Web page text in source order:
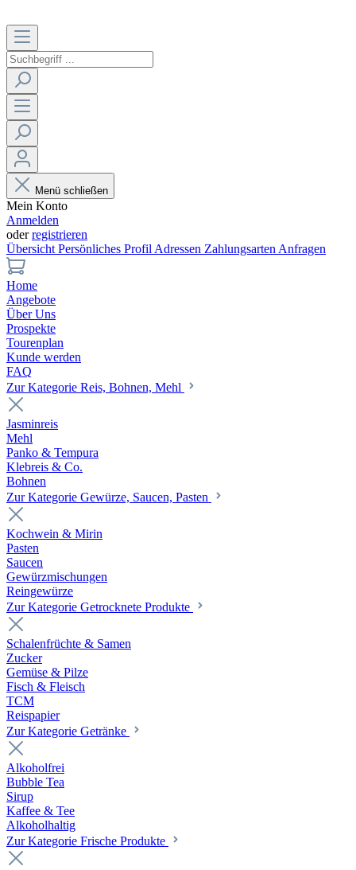
Menü schließen
Mein Konto
Anmelden
oderregistrieren
Übersicht Persönliches Profil Adressen Zahlungsarten Anfragen
Home
Angebote
Über Uns
Prospekte
Tourenplan
Kunde werden
FAQ
Zur Kategorie Reis, Bohnen, Mehl
Jasminreis
Mehl
Panko & Tempura
Klebreis & Co.
Bohnen
Zur Kategorie Gewürze, Saucen, Pasten
Kochwein & Mirin
Pasten
Saucen
Gewürzmischungen
Reingewürze
Zur Kategorie Getrocknete Produkte
Schalenfrüchte & Samen
Zucker
Gemüse & Pilze
Fisch & Fleisch
TCM
Reispapier
Zur Kategorie Getränke
Alkoholfrei
Bubble Tea
Sirup
Kaffee & Tee
Alkoholhaltig
Zur Kategorie Frische Produkte